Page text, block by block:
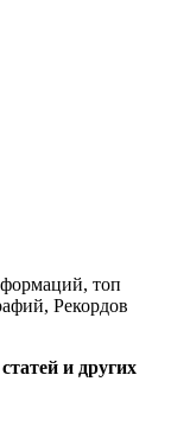
топ
Рекордов
и других